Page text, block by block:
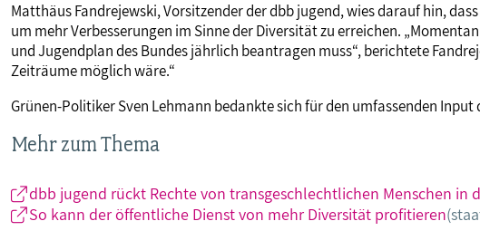
Matthäus Fandrejewski, Vorsitzender der dbb jugend, wies darauf hin,
um mehr Verbesserungen im Sinne der Diversität zu erreichen.
und Jugendplan des Bundes jährlich beantragen muss“, berichtete
Zeiträume möglich wäre.“
Grünen-Politiker Sven Lehmann bedankte sich für den umfassenden
Mehr zum Thema
dbb jugend rückt Rechte von transgeschlechtlichen Menschen in
So kann der öffentliche Dienst von mehr Diversität profitieren